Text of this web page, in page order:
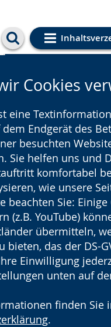
Cookie-
Cookies
eine
Endgerät des
besuchten
Sie helfen uns und
komfortabel
wie unsere
beachten Sie: Einige
(z.B. YouTube)
übermitteln,
bieten, das der DS-
Einwilligung
unten auf
finden Sie
.